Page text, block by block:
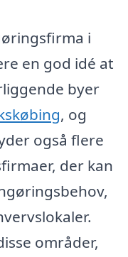
i
en god idé at
byer
, og
også flere
der kan
områder,